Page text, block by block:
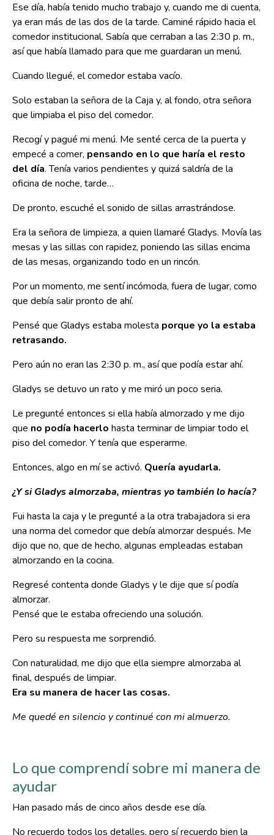
Ese día, había tenido mucho trabajo y, cuando me di cuenta,
ya eran más de las dos de la tarde. Caminé rápido hacia el
comedor institucional. Sabía que cerraban a las 2:30 p. m.,
así que había llamado para que me guardaran un menú.
Cuando llegué, el comedor estaba vacío.
Solo estaban la señora de la Caja y, al fondo, otra señora
que limpiaba el piso del comedor.
Recogí y pagué mi menú. Me senté cerca de la puerta y
empecé a comer, pensando en lo que haría el resto
del día. Tenía varios pendientes y quizá saldría de la
oficina de noche, tarde…
De pronto, escuché el sonido de sillas arrastrándose.
Era la señora de limpieza, a quien llamaré Gladys. Movía las
mesas y las sillas con rapidez, poniendo las sillas encima
de las mesas, organizando todo en un rincón.
Por un momento, me sentí incómoda, fuera de lugar, como
que debía salir pronto de ahí.
Pensé que Gladys estaba molesta porque yo la estaba
retrasando.
Pero aún no eran las 2:30 p. m., así que podía estar ahí.
Gladys se detuvo un rato y me miró un poco seria.
Le pregunté entonces si ella había almorzado y me dijo
que no podía hacerlo hasta terminar de limpiar todo el
piso del comedor. Y tenía que esperarme.
Entonces, algo en mí se activó. Quería ayudarla.
¿Y si Gladys almorzaba, mientras yo también lo hacía?
Fui hasta la caja y le pregunté a la otra trabajadora si era
una norma del comedor que debía almorzar después. Me
dijo que no, que de hecho, algunas empleadas estaban
almorzando en la cocina.
Regresé contenta donde Gladys y le dije que sí podía
almorzar.
Pensé que le estaba ofreciendo una solución.
Pero su respuesta me sorprendió.
Con naturalidad, me dijo que ella siempre almorzaba al
final, después de limpiar.
Era su manera de hacer las cosas.
Me quedé en silencio y continué con mi almuerzo.
Lo que comprendí sobre mi manera de
ayudar
Han pasado más de cinco años desde ese día.
No recuerdo todos los detalles, pero sí recuerdo bien la